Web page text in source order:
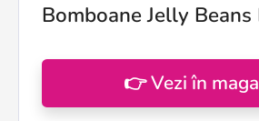
Bomboane Jelly Beans
👉 Vezi în